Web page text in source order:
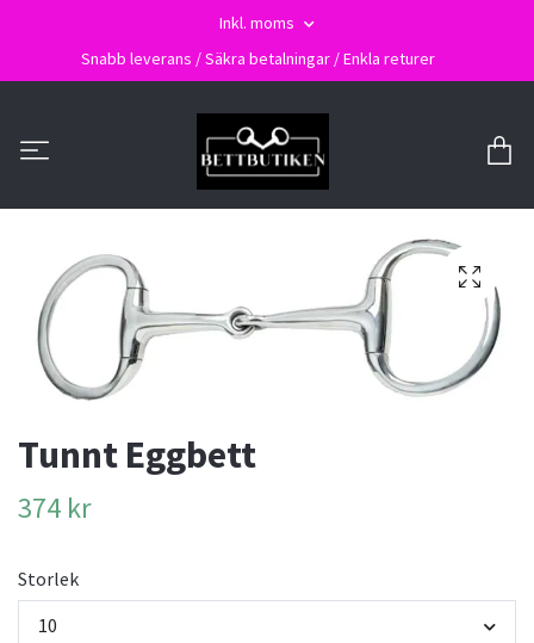
Inkl. moms
Snabb leverans / Säkra betalningar / Enkla returer
Tunnt Eggbett
374 kr
Storlek
10